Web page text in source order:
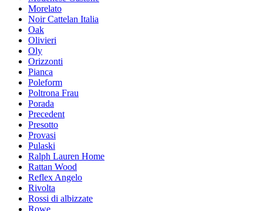
Morelato
Noir Cattelan Italia
Oak
Olivieri
Oly
Orizzonti
Pianca
Poleform
Poltrona Frau
Porada
Precedent
Presotto
Provasi
Pulaski
Ralph Lauren Home
Rattan Wood
Reflex Angelo
Rivolta
Rossi di albizzate